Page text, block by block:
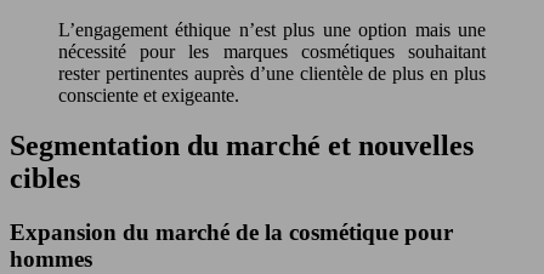
L’engagement éthique n’est plus une option mais une
nécessité pour les marques cosmétiques souhaitant
rester pertinentes auprès d’une clientèle de plus en plus
consciente et exigeante.
Segmentation du marché et nouvelles
cibles
Expansion du marché de la cosmétique pour
hommes